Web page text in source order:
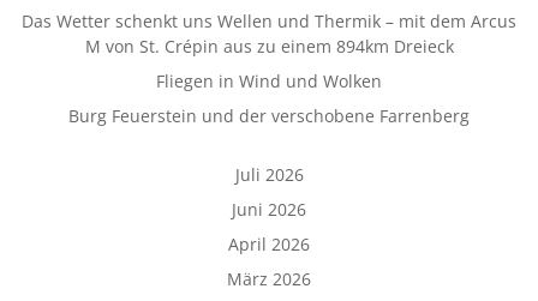
Das Wetter schenkt uns Wellen und Thermik – mit dem Arcus
M von St. Crépin aus zu einem 894km Dreieck
Fliegen in Wind und Wolken
Burg Feuerstein und der verschobene Farrenberg
Juli 2026
Juni 2026
April 2026
März 2026